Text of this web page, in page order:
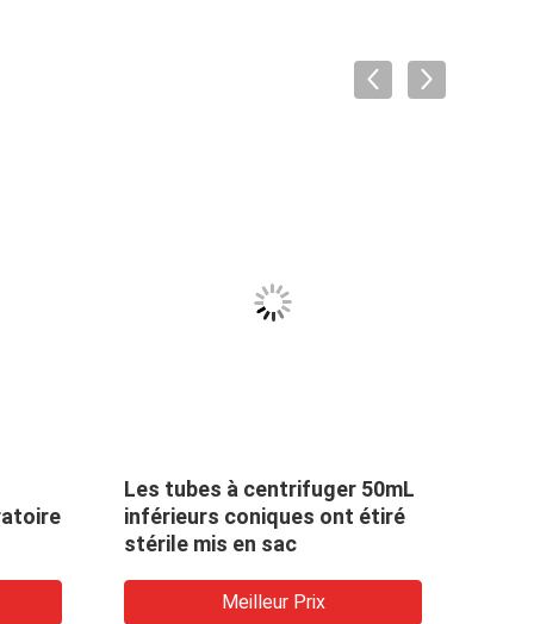
Medical Lab
Sterile de 2 ml
Polypropylène médical fioles
de collection témoin de 1,8 ml
avec Ring Sterile commun